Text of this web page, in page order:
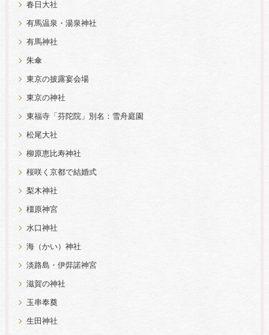
春日大社
有馬温泉・湯泉神社
有馬神社
朱傘
東京の披露宴会場
東京の神社
東福寺「芬陀院」別名：雪舟庭園
松尾大社
柳原恵比寿神社
桜咲く京都で結婚式
梨木神社
橿原神宮
水口神社
海（かい）神社
淡路島・伊弉諾神宮
滋賀の神社
玉串奉奠
生田神社